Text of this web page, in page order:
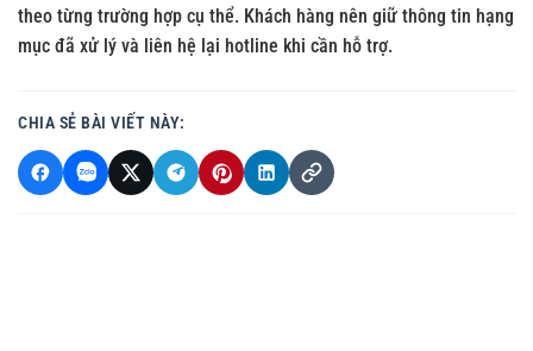
theo từng trường hợp cụ thể. Khách hàng nên giữ thông tin hạng
mục đã xử lý và liên hệ lại hotline khi cần hỗ trợ.
CHIA SẺ BÀI VIẾT NÀY: